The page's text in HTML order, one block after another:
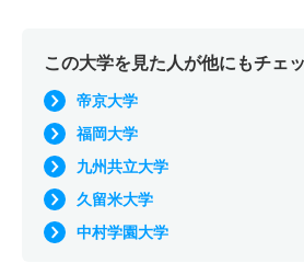
この大学を見た人が他にもチェ
帝京大学
福岡大学
九州共立大学
久留米大学
中村学園大学